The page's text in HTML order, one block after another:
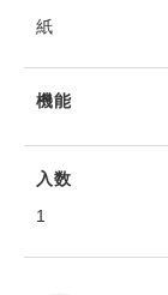
紙
機能
入数
1